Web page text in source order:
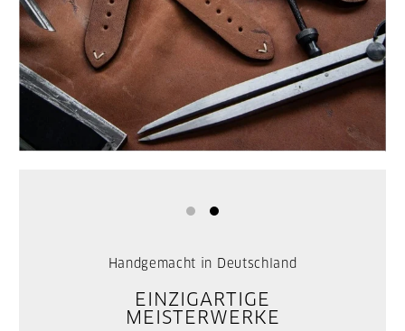
Handgemacht in Deutschland
EINZIGARTIGE
MEISTERWERKE